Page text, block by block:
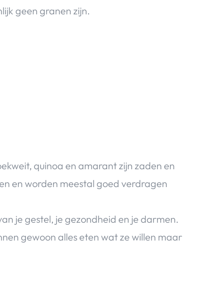
geen granen zijn.
quinoa en amarant zijn zaden en
en worden meestal goed verdragen
je gestel, je gezondheid en je darmen.
gewoon alles eten wat ze willen maar